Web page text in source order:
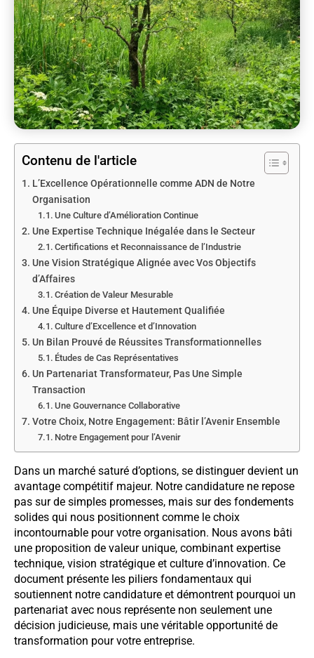
Contenu de l'article
L’Excellence Opérationnelle comme ADN de Notre
Organisation
Une Culture d’Amélioration Continue
Une Expertise Technique Inégalée dans le Secteur
Certifications et Reconnaissance de l’Industrie
Une Vision Stratégique Alignée avec Vos Objectifs
d’Affaires
Création de Valeur Mesurable
Une Équipe Diverse et Hautement Qualifiée
Culture d’Excellence et d’Innovation
Un Bilan Prouvé de Réussites Transformationnelles
Études de Cas Représentatives
Un Partenariat Transformateur, Pas Une Simple
Transaction
Une Gouvernance Collaborative
Votre Choix, Notre Engagement: Bâtir l’Avenir Ensemble
Notre Engagement pour l’Avenir
Dans un marché saturé d’options, se distinguer devient un
avantage compétitif majeur. Notre candidature ne repose
pas sur de simples promesses, mais sur des fondements
solides qui nous positionnent comme le choix
incontournable pour votre organisation. Nous avons bâti
une proposition de valeur unique, combinant expertise
technique, vision stratégique et culture d’innovation. Ce
document présente les piliers fondamentaux qui
soutiennent notre candidature et démontrent pourquoi un
partenariat avec nous représente non seulement une
décision judicieuse, mais une véritable opportunité de
transformation pour votre entreprise.